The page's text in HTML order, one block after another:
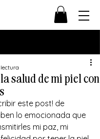
salud de mi piel con
este post! de
lo emocionada que
mi paz, mi